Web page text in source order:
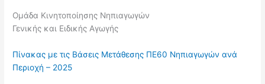
Ομάδα Κινητοποίησης Νηπιαγωγών
Γενικής και Ειδικής Αγωγής
Πίνακας με τις Βάσεις Μετάθεσης ΠΕ60 Νηπιαγωγών ανά
Περιοχή – 2025